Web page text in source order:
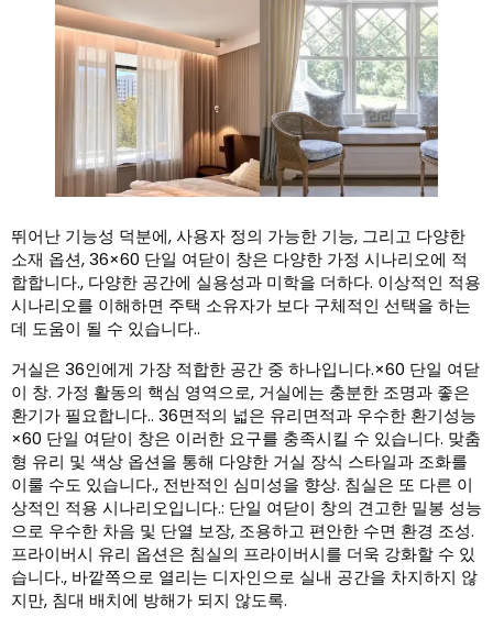
뛰어난 기능성 덕분에, 사용자 정의 가능한 기능, 그리고 다양한
소재 옵션, 36×60 단일 여닫이 창은 다양한 가정 시나리오에 적
합합니다., 다양한 공간에 실용성과 미학을 더하다. 이상적인 적용
시나리오를 이해하면 주택 소유자가 보다 구체적인 선택을 하는
데 도움이 될 수 있습니다..
거실은 36인에게 가장 적합한 공간 중 하나입니다.×60 단일 여닫
이 창. 가정 활동의 핵심 영역으로, 거실에는 충분한 조명과 좋은
환기가 필요합니다.. 36면적의 넓은 유리면적과 우수한 환기성능
×60 단일 여닫이 창은 이러한 요구를 충족시킬 수 있습니다. 맞춤
형 유리 및 색상 옵션을 통해 다양한 거실 장식 스타일과 조화를
이룰 수도 있습니다., 전반적인 심미성을 향상. 침실은 또 다른 이
상적인 적용 시나리오입니다.: 단일 여닫이 창의 견고한 밀봉 성능
으로 우수한 차음 및 단열 보장, 조용하고 편안한 수면 환경 조성.
프라이버시 유리 옵션은 침실의 프라이버시를 더욱 강화할 수 있
습니다., 바깥쪽으로 열리는 디자인으로 실내 공간을 차지하지 않
지만, 침대 배치에 방해가 되지 않도록.